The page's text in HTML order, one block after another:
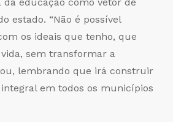
estado. “Não é possível
os ideais que tenho, que
sem transformar a
lembrando que irá construir
em todos os municípios